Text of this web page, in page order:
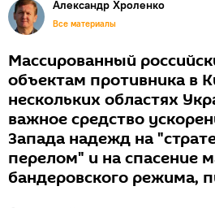
Александр Хроленко
Все материалы
Массированный
объектам противника в
нескольких областях
важное средство
Запада надежд на
перелом" и на спасение
бандеровского режима,